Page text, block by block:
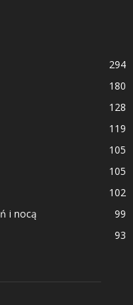
294
180
128
119
105
105
102
i nocą
99
93